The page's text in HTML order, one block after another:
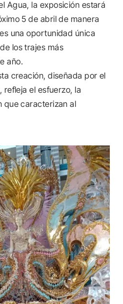
Agua, la exposición estará
5 de abril de manera
una oportunidad única
los trajes más
año.
creación, diseñada por el
refleja el esfuerzo, la
que caracterizan al